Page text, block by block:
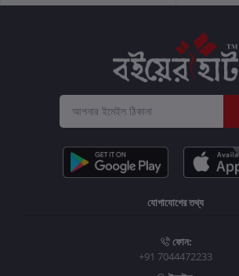
যোগাযোগের তথ্য
ফোন:
+91 7044472233